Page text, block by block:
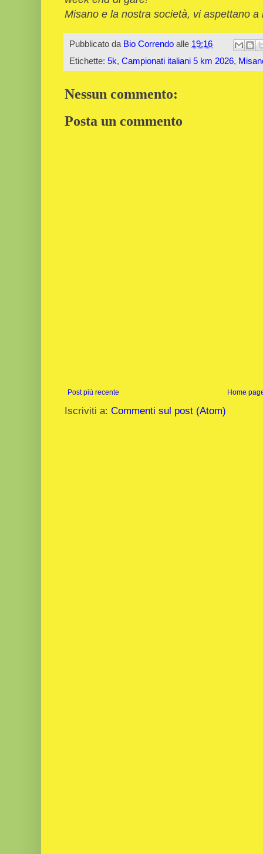
Misano e la nostra società, vi aspettano
Pubblicato da Bio Correndo alle 19:16
Etichette: 5k, Campionati italiani 5 km 2026,
Nessun commento:
Posta un commento
Post più recente Home
Iscriviti a: Commenti sul post (Atom)